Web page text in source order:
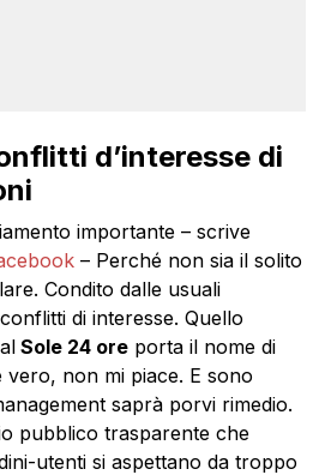
d’interesse di
importante – scrive
– Perché non sia il solito
Condito dalle usuali
di interesse. Quello
Sole 24 ore porta il nome di
vero, non mi piace. E sono
saprà porvi rimedio.
pubblico trasparente che
utenti si aspettano da troppo